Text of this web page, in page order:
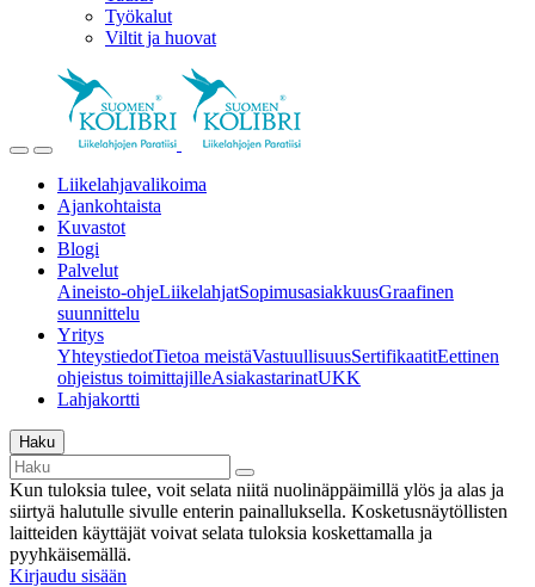
Työkalut
Viltit ja huovat
Liikelahjavalikoima
Ajankohtaista
Kuvastot
Blogi
Palvelut
Aineisto-ohjeLiikelahjatSopimusasiakkuusGraafinen
suunnittelu
Yritys
YhteystiedotTietoa meistäVastuullisuusSertifikaatitEettinen
ohjeistus toimittajilleAsiakastarinatUKK
Lahjakortti
Haku
Kun tuloksia tulee, voit selata niitä nuolinäppäimillä ylös ja alas ja
siirtyä halutulle sivulle enterin painalluksella. Kosketusnäytöllisten
laitteiden käyttäjät voivat selata tuloksia koskettamalla ja
pyyhkäisemällä.
Kirjaudu sisään